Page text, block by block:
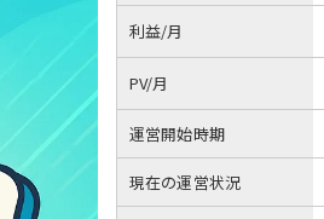
利益/月
PV/月
運営開始時期
現在の運営状況